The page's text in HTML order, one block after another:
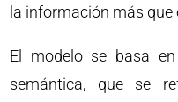
la información más que
El modelo se basa
semántica, que se